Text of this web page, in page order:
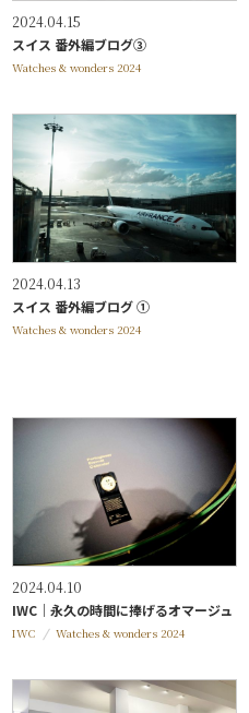
2024.04.15
スイス 番外編ブログ③
Watches & wonders 2024
2024.04.13
スイス 番外編ブログ ①
Watches & wonders 2024
2024.04.10
IWC｜永久の時間に捧げるオマージュ
IWC Watches & wonders 2024